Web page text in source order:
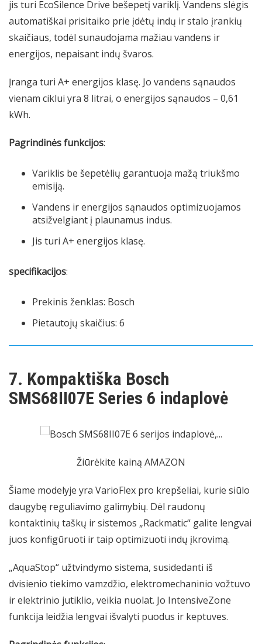
jis turi EcoSilence Drive bešepetį variklį. Vandens slėgis
automatiškai prisitaiko prie įdėtų indų ir stalo įrankių
skaičiaus, todėl sunaudojama mažiau vandens ir
energijos, nepaisant indų švaros.
Įranga turi A+ energijos klasę. Jo vandens sąnaudos
vienam ciklui yra 8 litrai, o energijos sąnaudos – 0,61
kWh.
Pagrindinės funkcijos:
Variklis be šepetėlių garantuoja mažą triukšmo
emisiją.
Vandens ir energijos sąnaudos optimizuojamos
atsižvelgiant į plaunamus indus.
Jis turi A+ energijos klasę.
specifikacijos:
Prekinis ženklas: Bosch
Pietautojų skaičius: 6
7. Kompaktiška Bosch
SMS68II07E Series 6 indaplovė
Žiūrėkite kainą AMAZON
Šiame modelyje yra VarioFlex pro krepšeliai, kurie siūlo
daugybę reguliavimo galimybių. Dėl raudonų
kontaktinių taškų ir sistemos „Rackmatic“ galite lengvai
juos konfigūruoti ir taip optimizuoti indų įkrovimą.
„AquaStop“ užtvindymo sistema, susidedanti iš
dvisienio tiekimo vamzdžio, elektromechaninio vožtuvo
ir elektrinio jutiklio, veikia nuolat. Jo IntensiveZone
funkcija leidžia lengvai išvalyti puodus ir keptuves.